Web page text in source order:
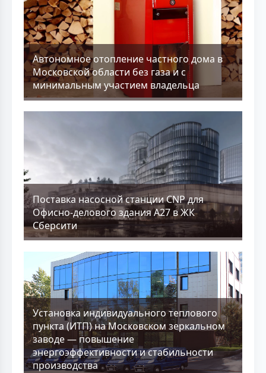
Aвтономное отопление частного дома в
Московской области без газа и с
минимальным участием владельца
Поставка насосной станции CNP для
Офисно-делового здания А27 в ЖК
Сберсити
Установка индивидуального теплового
пункта (ИТП) на Московском зеркальном
заводе — повышение
энергоэффективности и стабильности
производства